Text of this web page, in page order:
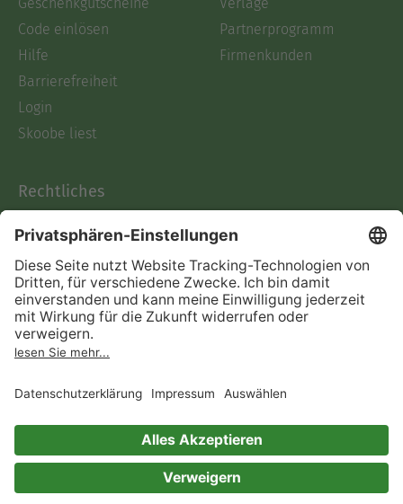
Geschenkgutscheine
Code einlösen
Hilfe
Barrierefreiheit
Login
Skoobe liest
Verlage
Partnerprogramm
Firmenkunden
Rechtliches
AGB
Informationen nach Data
Act
Verträge hier kündigen
Impressum
Immer ein gutes Buch